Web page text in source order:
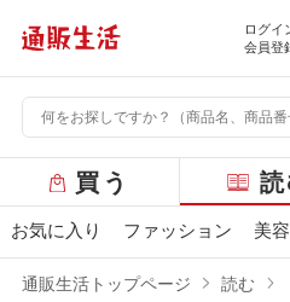
ログイ
会員登
ー
バ
買う
お気に入り ファッション 美
通販生活トップページ 読む